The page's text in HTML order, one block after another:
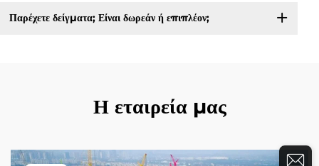
Παρέχετε δείγματα; Είναι δωρεάν ή επιπλέον;
Η εταιρεία μας